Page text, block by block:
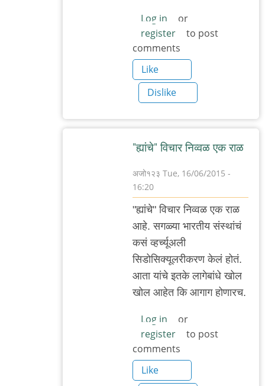
Log in
or
register
to post
comments
Like
Dislike
"ह्यांचे" विचार निव्वळ एक राळ
अजो१२३ Tue, 16/06/2015 -
16:20
In
reply
सहमत
मी
"ह्यांचे" विचार निव्वळ एक राळ
आहे. सगळ्या भारतीय संस्थांचं
कसं व्हर्च्यूअली
सिडोसिक्यूलरीकरण केलं होतं.
आता यांचे इतके लागेबांधे खोल
खोल आहेत कि आगाग होणारच.
Log in
or
register
to post
comments
Like